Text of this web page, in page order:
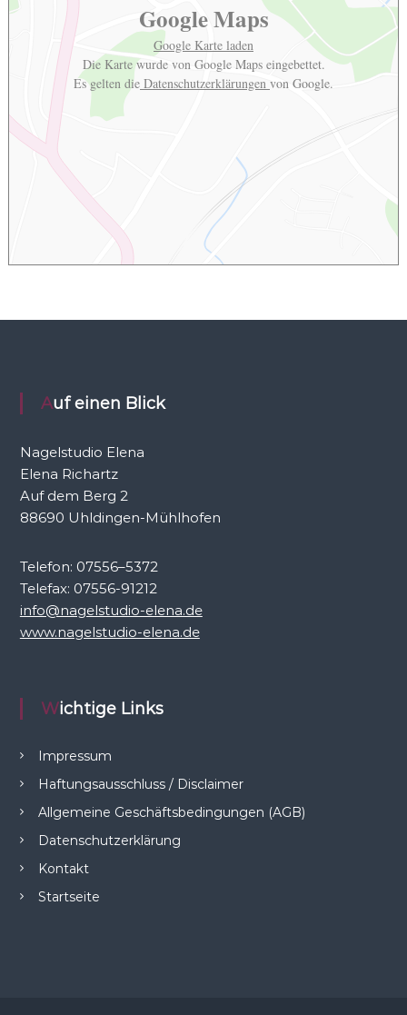
Google Maps
Google Karte laden
Die Karte wurde von Google Maps eingebettet.
Es gelten die Datenschutzerklärungen von Google.
Auf einen Blick
Nagelstudio Elena
Elena Richartz
Auf dem Berg 2
88690 Uhldingen-Mühlhofen
Telefon: 07556–5372
Telefax: 07556-91212
info@nagelstudio-elena.de
www.nagelstudio-elena.de
Wichtige Links
Impressum
Haftungsausschluss / Disclaimer
Allgemeine Geschäftsbedingungen (AGB)
Datenschutzerklärung
Kontakt
Startseite